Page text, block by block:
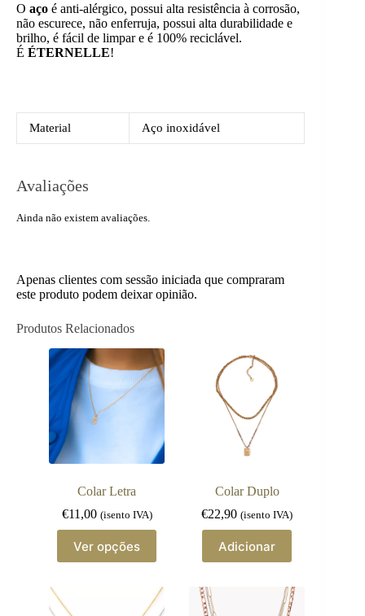
O aço é anti-alérgico, possui alta resistência à corrosão,
não escurece, não enferruja, possui alta durabilidade e
brilho, é fácil de limpar e é 100% reciclável.
É ÉTERNELLE!
Material Aço inoxidável
Avaliações
Ainda não existem avaliações.
Apenas clientes com sessão iniciada que compraram
este produto podem deixar opinião.
Produtos Relacionados
Colar Letra
€11,00 (isento IVA)
Ver opções
product
has
Colar Duplo
€22,90 (isento IVA)
Adicionar